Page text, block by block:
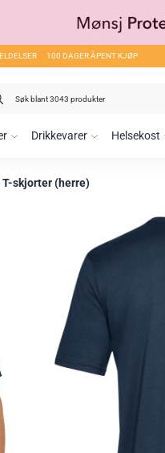
100 DAGER ÅPENT KJØP
Drikkevarer Helsekost
T-skjorter (herre)